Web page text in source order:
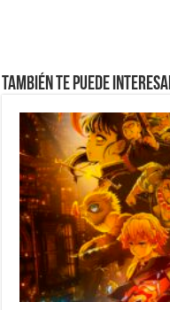
También te puede